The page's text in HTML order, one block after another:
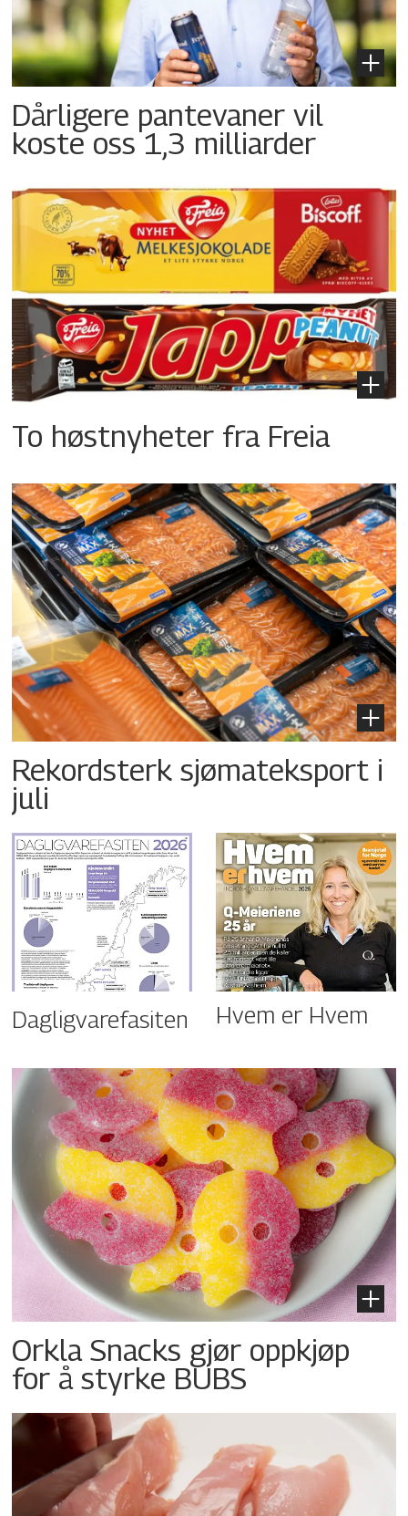
Dårligere pantevaner vil
koste oss 1,3 milliarder
To høstnyheter fra Freia
Rekordsterk sjømateksport i
juli
Dagligvarefasiten Hvem er Hvem
Orkla Snacks gjør oppkjøp
for å styrke BUBS